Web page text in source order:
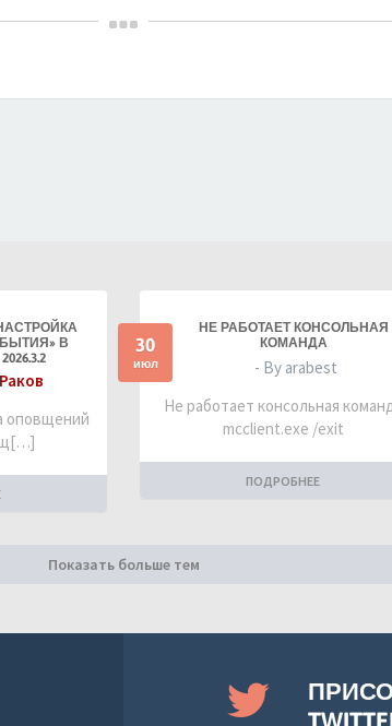
В
оповщений
30
июл
НЕ РАБОТАЕТ КОНСОЛЬНАЯ
КОМАНДА
- By arabest
Не работает консольная
mcclient.exe /exit
ПОДРОБНЕЕ
Показать больше тем